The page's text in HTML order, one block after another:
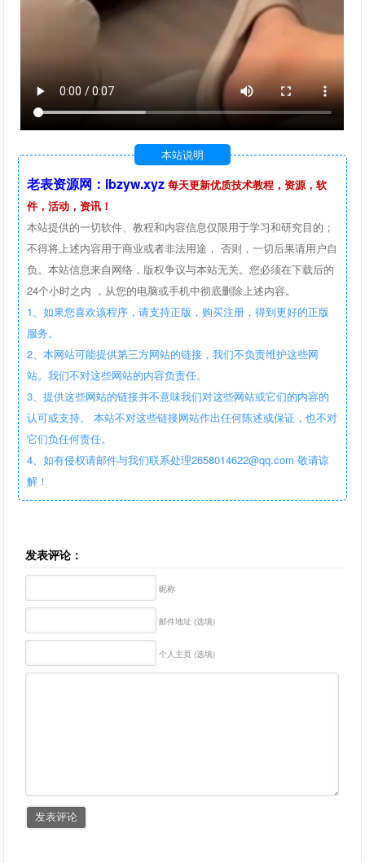
本站说明
老表资源网：lbzyw.xyz 每天更新优质技术教程，资源，软
件，活动，资讯！
本站提供的一切软件、教程和内容信息仅限用于学习和研究目的；
不得将上述内容用于商业或者非法用途， 否则，一切后果请用户自
负。本站信息来自网络，版权争议与本站无关。您必须在下载后的
24个小时之内 ，从您的电脑或手机中彻底删除上述内容。
1、如果您喜欢该程序，请支持正版，购买注册，得到更好的正版
服务。
2、本网站可能提供第三方网站的链接，我们不负责维护这些网
站。我们不对这些网站的内容负责任。
3、提供这些网站的链接并不意味我们对这些网站或它们的内容的
认可或支持。 本站不对这些链接网站作出任何陈述或保证，也不对
它们负任何责任。
4、如有侵权请邮件与我们联系处理2658014622@qq.com 敬请谅
解！
发表评论：
昵称
邮件地址 (选填)
个人主页 (选填)